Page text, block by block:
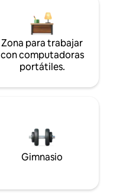
Zona para trabajar
con computadoras
portátiles.
Gimnasio